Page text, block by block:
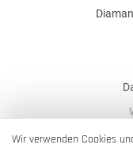
Wir verwenden Cookies